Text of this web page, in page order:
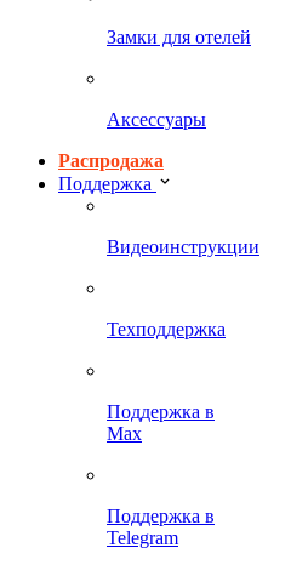
Замки для отелей
Аксессуары
Распродажа
Поддержка
Видеоинструкции
Техподдержка
Поддержка в
Max
Поддержка в
Telegram